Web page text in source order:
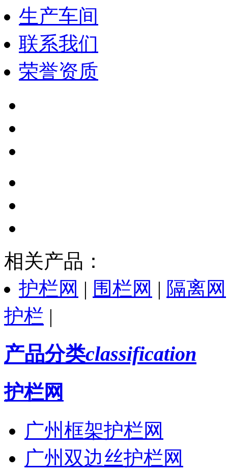
生产车间
联系我们
荣誉资质
相关产品：
护栏网 | 围栏网 | 隔离网
护栏 |
产品分类classification
护栏网
广州框架护栏网
广州双边丝护栏网